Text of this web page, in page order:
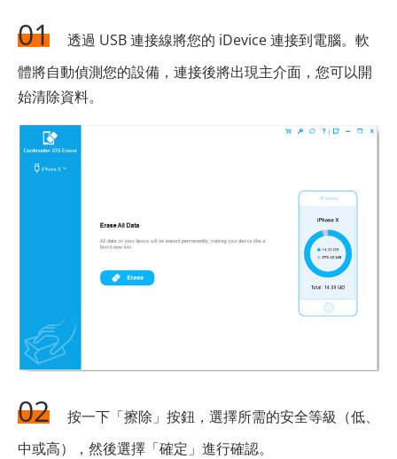
01
透過 USB 連接線將您的 iDevice 連接到電腦。軟
體將自動偵測您的設備，連接後將出現主介面，您可以開
始清除資料。
02
按一下「擦除」按鈕，選擇所需的安全等級（低、
中或高），然後選擇「確定」進行確認。